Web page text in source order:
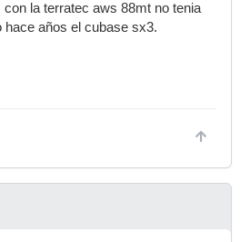
con la terratec aws 88mt no tenia
hace años el cubase sx3.